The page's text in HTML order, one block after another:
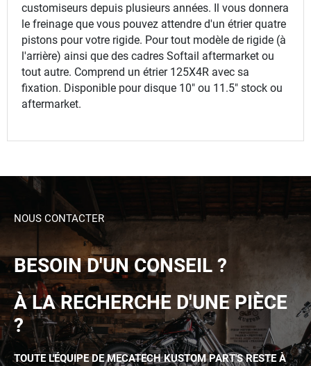
customiseurs depuis plusieurs années. Il vous donnera
le freinage que vous pouvez attendre d'un étrier quatre
pistons pour votre rigide. Pour tout modèle de rigide (à
l'arrière) ainsi que des cadres Softail aftermarket ou
tout autre. Comprend un étrier 125X4R avec sa
fixation. Disponible pour disque 10" ou 11.5" stock ou
aftermarket.
NOUS CONTACTER
BESOIN D'UN CONSEIL ?
À LA RECHERCHE D'UNE PIÈCE
?
TOUTE L'ÉQUIPE DE MECATECH KUSTOM PART'S RESTE À